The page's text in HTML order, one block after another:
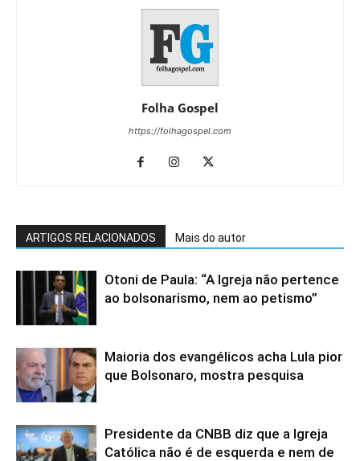
Folha Gospel
https://folhagospel.com
ARTIGOS RELACIONADOS Mais do autor
Otoni de Paula: “A Igreja não pertence
ao bolsonarismo, nem ao petismo”
Maioria dos evangélicos acha Lula pior
que Bolsonaro, mostra pesquisa
Presidente da CNBB diz que a Igreja
Católica não é de esquerda e nem de